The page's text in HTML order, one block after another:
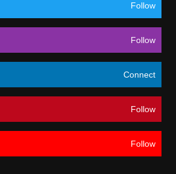
Follow
Follow
Connect
Follow
Follow